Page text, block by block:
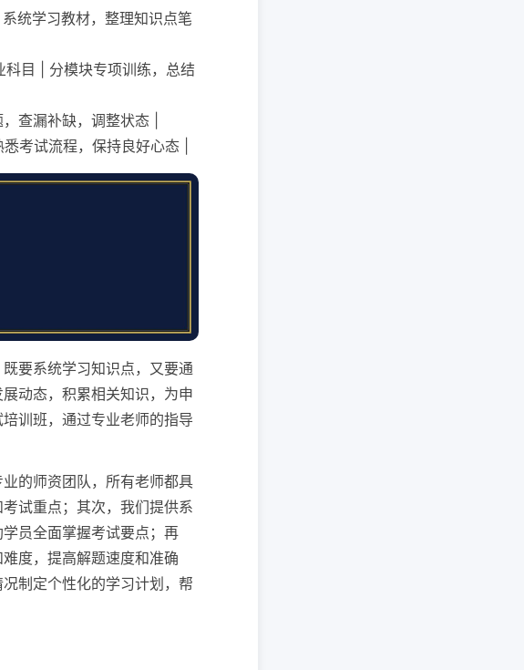
统学习教材，整理知识点笔
目 | 分模块专项训练，总结
查漏补缺，调整状态 |
考试流程，保持良好心态 |
要系统学习知识点，又要通
动态，积累相关知识，为申
训班，通过专业老师的指导
的师资团队，所有老师都具
试重点；其次，我们提供系
员全面掌握考试要点；再
度，提高解题速度和准确
制定个性化的学习计划，帮